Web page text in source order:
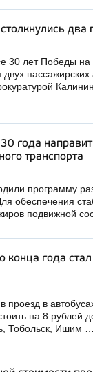
два
30 лет Победы
пассажирских
года
транспорта
программу
обеспечения
подвижной
года стал
проезд в
на 8 рублей
Тобольск, Ишим